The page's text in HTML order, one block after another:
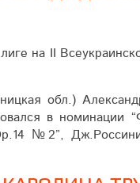
на ІІ
обл.)
в номинации
№2”,